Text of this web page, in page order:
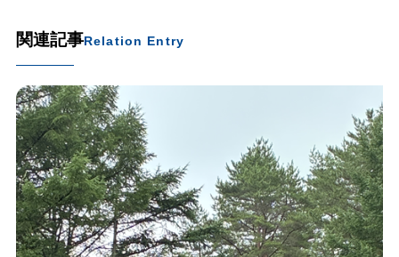
関連記事Relation Entry